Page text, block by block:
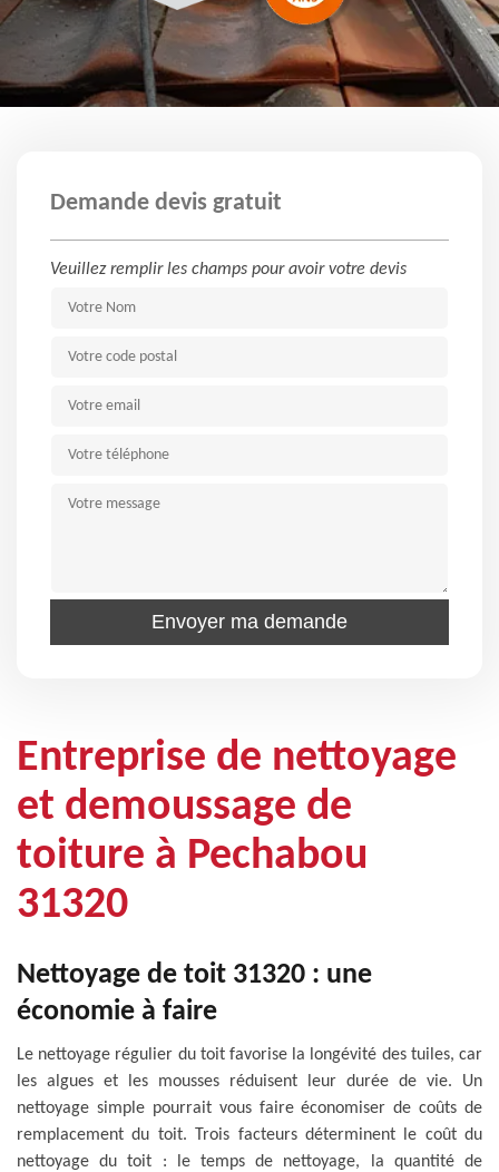
Demande devis gratuit
Veuillez remplir les champs pour avoir votre devis
Entreprise de nettoyage
et demoussage de
toiture à Pechabou
31320
Nettoyage de toit 31320 : une
économie à faire
Le nettoyage régulier du toit favorise la longévité des tuiles, car
les algues et les mousses réduisent leur durée de vie. Un
nettoyage simple pourrait vous faire économiser de coûts de
remplacement du toit. Trois facteurs déterminent le coût du
nettoyage du toit : le temps de nettoyage, la quantité de